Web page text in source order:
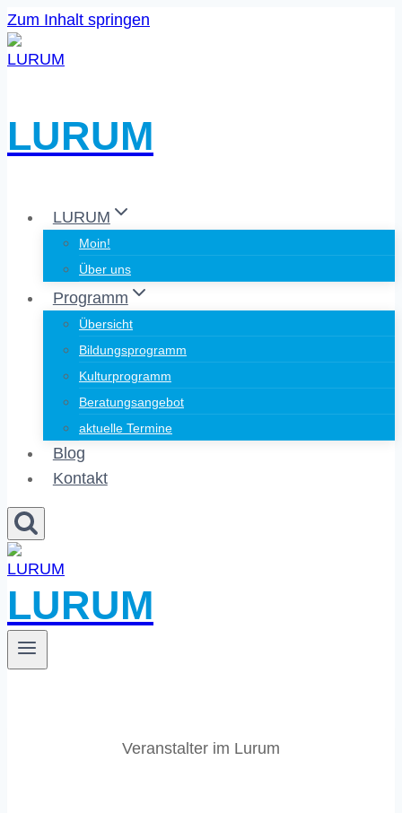
Zum Inhalt springen
LURUM
LURUM
Moin!
Über uns
Programm
Übersicht
Bildungsprogramm
Kulturprogramm
Beratungsangebot
aktuelle Termine
Blog
Kontakt
LURUM
Veranstalter im Lurum